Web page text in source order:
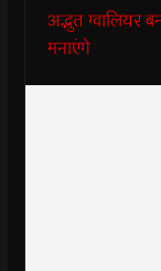
अद्भुत ग्वालियर
मनाएंगे